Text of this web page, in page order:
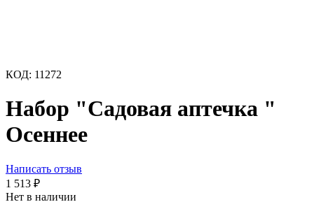
КОД: 11272
Набор "Садовая аптечка "
Осеннее
Написать отзыв
1 513 ₽
Нет в наличии